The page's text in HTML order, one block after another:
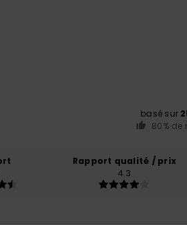
basé sur
80%
Rapport qualité / prix
4.3